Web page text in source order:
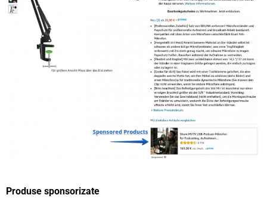
Produse sponsorizate